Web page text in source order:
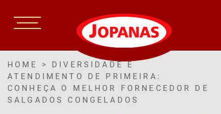
HOME > DIVERSIDADE E
ATENDIMENTO DE PRIMEIRA:
CONHEÇA O MELHOR FORNECEDOR DE
SALGADOS CONGELADOS